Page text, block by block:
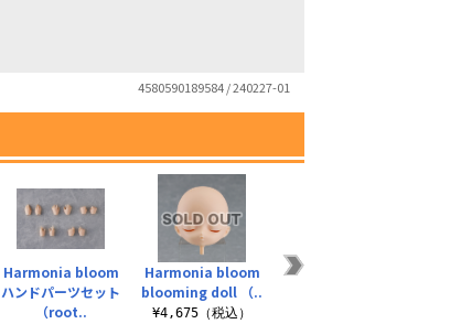
4580590189584 / 240227-01
Harmonia bloom
ハンドパーツセット
（root..
Harmonia bloom
blooming doll （..
¥4,675（税込）
Harmonia bloom